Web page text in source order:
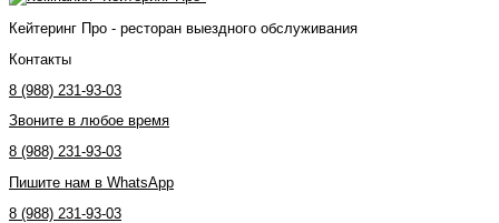
Кейтеринг Про - ресторан выездного обслуживания
Контакты
8 (988) 231-93-03
Звоните в любое время
8 (988) 231-93-03
Пишите нам в WhatsApp
8 (988) 231-93-03